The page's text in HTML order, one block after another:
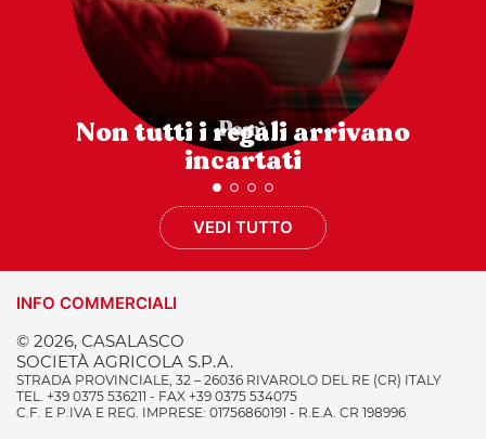
Non tutti i regali arrivano
incartati
VEDI TUTTO
INFO COMMERCIALI
© 2026, CASALASCO
SOCIETÀ AGRICOLA S.P.A.
STRADA PROVINCIALE, 32 – 26036 RIVAROLO DEL RE (CR) ITALY
TEL. +39 0375 536211 - FAX +39 0375 534075
C.F. E P.IVA E REG. IMPRESE: 01756860191 - R.E.A. CR 198996